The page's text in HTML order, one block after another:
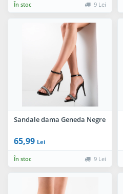
În stoc 9 Lei
Sandale dama Geneda Negre
65,99 Lei
În stoc 9 Lei